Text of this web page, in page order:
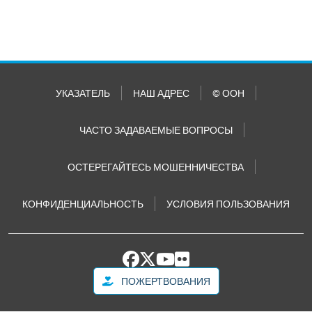
УКАЗАТЕЛЬ НАШ АДРЕС © ООН
ЧАСТО ЗАДАВАЕМЫЕ ВОПРОСЫ
ОСТЕРЕГАЙТЕСЬ МОШЕННИЧЕСТВА
КОНФИДЕНЦИАЛЬНОСТЬ УСЛОВИЯ ПОЛЬЗОВАНИЯ
ПОЖЕРТВОВАНИЯ